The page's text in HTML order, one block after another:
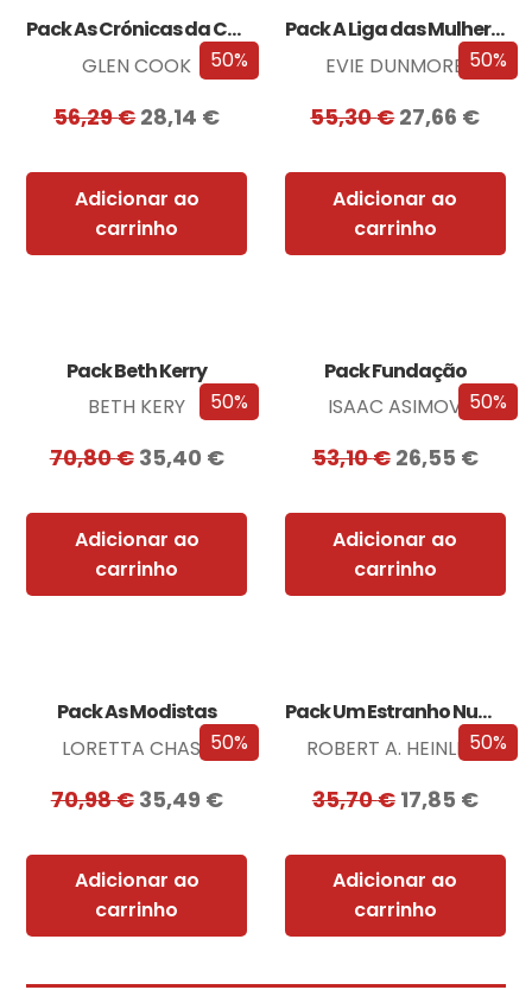
50%
Pack As Crónicas da Companhia Negra
GLEN COOK
56,29€28,14 €
Adicionar ao
carrinho
50%
Pack A Liga das Mulheres Extraordinárias
EVIE DUNMORE
55,30€27,66 €
Adicionar ao
carrinho
50%
Pack Beth Kerry
BETH KERY
70,80€ 35,40 €
Adicionar ao
carrinho
50%
Pack Fundação
ISAAC ASIMOV
53,10€ 26,55 €
Adicionar ao
carrinho
50%
Pack As Modistas
LORETTA CHASE
70,98€ 35,49 €
Adicionar ao
carrinho
50%
Pack Um Estranho Numa Terra Estranha
ROBERT A. HEINLEIN
35,70€ 17,85 €
Adicionar ao
carrinho